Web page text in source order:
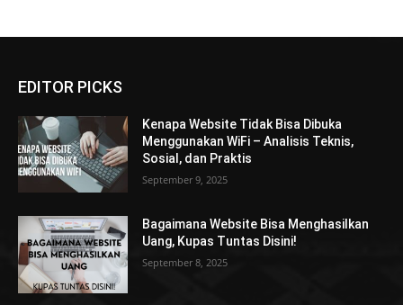
EDITOR PICKS
Kenapa Website Tidak Bisa Dibuka
Menggunakan WiFi – Analisis Teknis,
Sosial, dan Praktis
September 9, 2025
Bagaimana Website Bisa Menghasilkan
Uang, Kupas Tuntas Disini!
September 8, 2025